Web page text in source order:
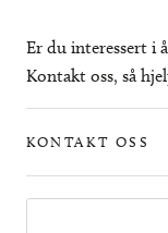
Er du interessert i
Kontakt oss, så
KONTAKT OSS